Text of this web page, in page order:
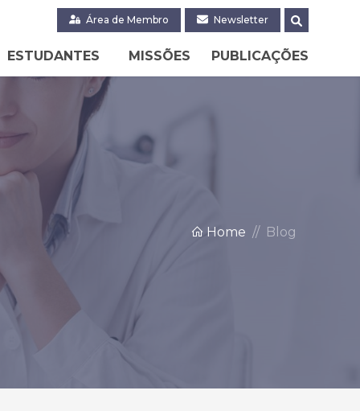
Área de Membro Newsletter
ESTUDANTES MISSÕES PUBLICAÇÕES
Home Blog